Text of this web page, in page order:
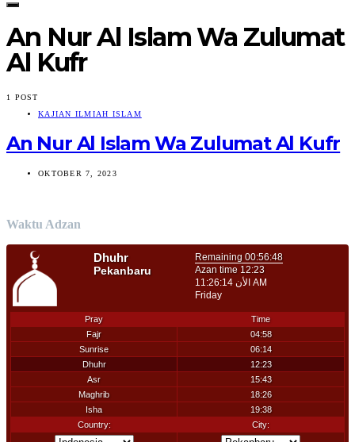
An Nur Al Islam Wa Zulumat
Al Kufr
1 POST
KAJIAN ILMIAH ISLAM
An Nur Al Islam Wa Zulumat Al Kufr
OKTOBER 7, 2023
Waktu Adzan